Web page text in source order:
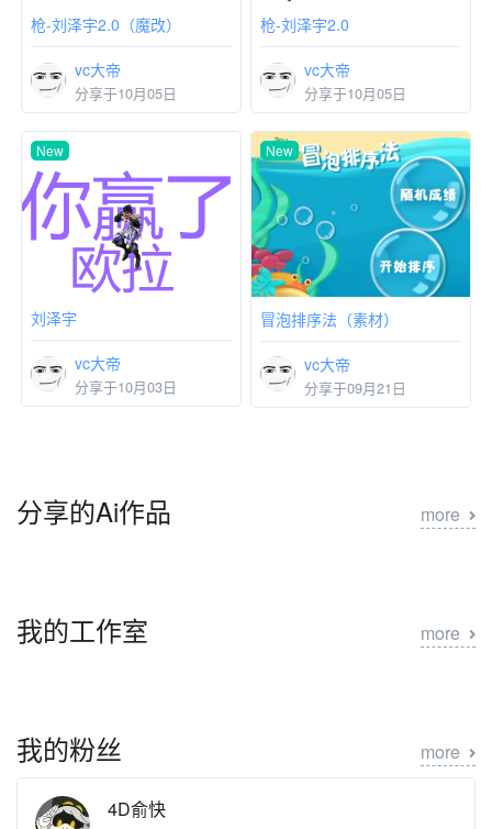
枪-刘泽宇2.0（魔改）
vc大帝
分享于10月05日
枪-刘泽宇2.0
vc大帝
分享于10月05日
New
刘泽宇
vc大帝
分享于10月03日
New
冒泡排序法（素材）
vc大帝
分享于09月21日
分享的Ai作品 more
我的工作室 more
我的粉丝 more
4D俞快